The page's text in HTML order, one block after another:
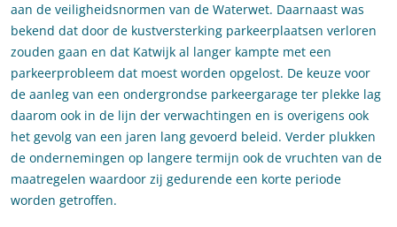
aan de veiligheidsnormen van de Waterwet. Daarnaast was
bekend dat door de kustversterking parkeerplaatsen verloren
zouden gaan en dat Katwijk al langer kampte met een
parkeerprobleem dat moest worden opgelost. De keuze voor
de aanleg van een ondergrondse parkeergarage ter plekke lag
daarom ook in de lijn der verwachtingen en is overigens ook
het gevolg van een jaren lang gevoerd beleid. Verder plukken
de ondernemingen op langere termijn ook de vruchten van de
maatregelen waardoor zij gedurende een korte periode
worden getroffen.